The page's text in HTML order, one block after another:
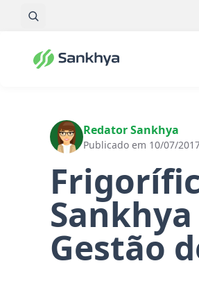
Redator Sankhya
Publicado em 10/07/
Gestão